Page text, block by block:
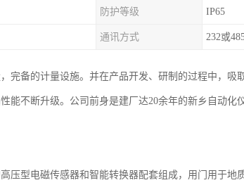
防护等级 IP65
通讯方式 232或
完备的计量设施。并在产品开发、研制的过程中，吸
能不断升级。公司前身是建厂达20余年的新乡自动化
压型电磁传感器和智能转换器配套组成，用门用于地